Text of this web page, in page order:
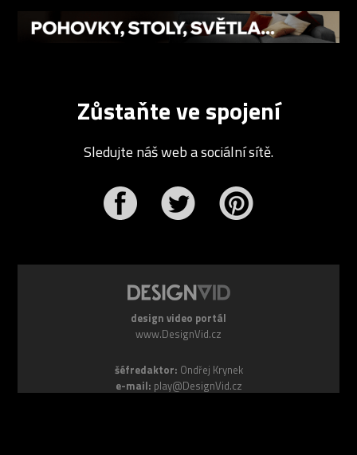
Zůstaňte ve spojení
Sledujte náš web a sociální sítě.
design video portál
www.DesignVid.cz
šéfredaktor: Ondřej Krynek
e-mail: play@DesignVid.cz